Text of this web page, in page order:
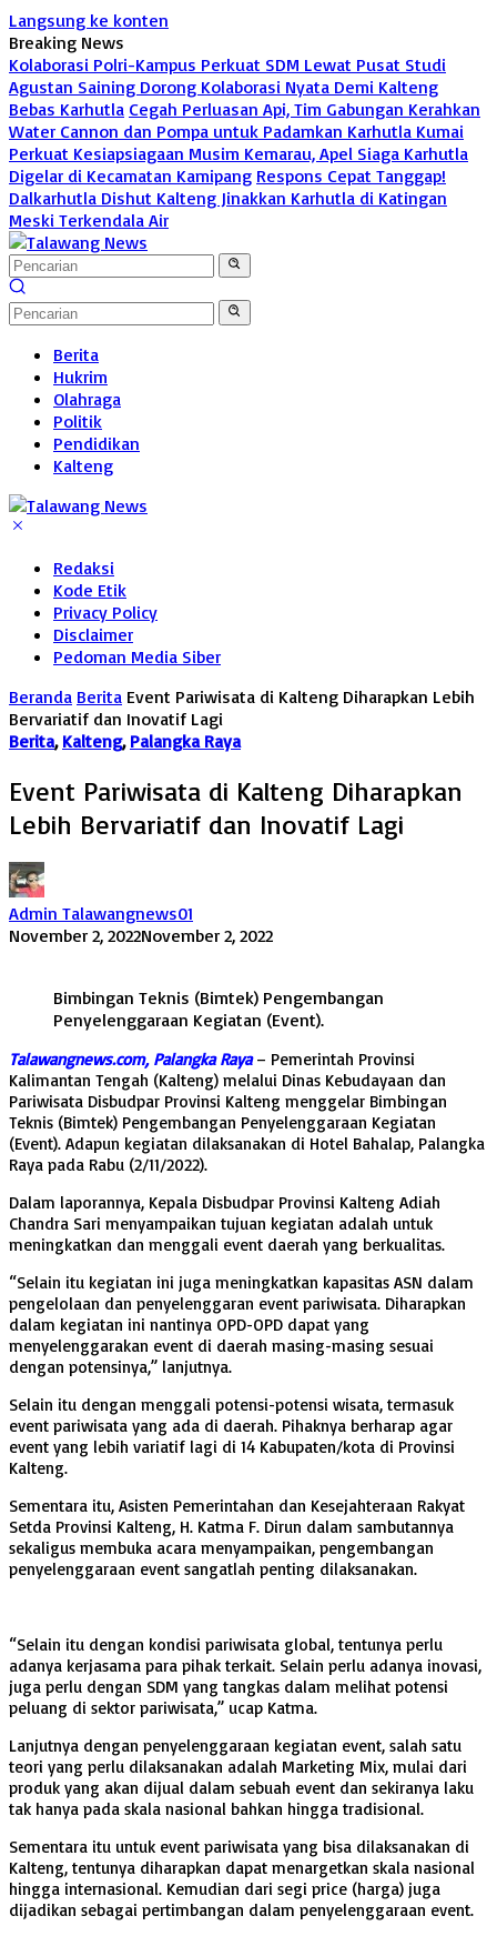
Langsung ke konten
Breaking News
Kolaborasi Polri-Kampus Perkuat SDM Lewat Pusat Studi
Agustan Saining Dorong Kolaborasi Nyata Demi Kalteng
Bebas Karhutla Cegah Perluasan Api, Tim Gabungan Kerahkan
Water Cannon dan Pompa untuk Padamkan Karhutla Kumai
Perkuat Kesiapsiagaan Musim Kemarau, Apel Siaga Karhutla
Digelar di Kecamatan Kamipang Respons Cepat Tanggap!
Dalkarhutla Dishut Kalteng Jinakkan Karhutla di Katingan
Meski Terkendala Air
Berita
Hukrim
Olahraga
Politik
Pendidikan
Kalteng
Redaksi
Kode Etik
Privacy Policy
Disclaimer
Pedoman Media Siber
Beranda Berita Event Pariwisata di Kalteng Diharapkan Lebih
Bervariatif dan Inovatif Lagi
Berita, Kalteng, Palangka Raya
Event Pariwisata di Kalteng Diharapkan
Lebih Bervariatif dan Inovatif Lagi
Admin Talawangnews01
November 2, 2022November 2, 2022
Bimbingan Teknis (Bimtek) Pengembangan
Penyelenggaraan Kegiatan (Event).
Talawangnews.com, Palangka Raya– Pemerintah Provinsi
Kalimantan Tengah (Kalteng) melalui Dinas Kebudayaan dan
Pariwisata Disbudpar Provinsi Kalteng menggelar Bimbingan
Teknis (Bimtek) Pengembangan Penyelenggaraan Kegiatan
(Event). Adapun kegiatan dilaksanakan di Hotel Bahalap, Palangka
Raya pada Rabu (2/11/2022).
Dalam laporannya, Kepala Disbudpar Provinsi Kalteng Adiah
Chandra Sari menyampaikan tujuan kegiatan adalah untuk
meningkatkan dan menggali event daerah yang berkualitas.
“Selain itu kegiatan ini juga meningkatkan kapasitas ASN dalam
pengelolaan dan penyelenggaran event pariwisata. Diharapkan
dalam kegiatan ini nantinya OPD-OPD dapat yang
menyelenggarakan event di daerah masing-masing sesuai
dengan potensinya,” lanjutnya.
Selain itu dengan menggali potensi-potensi wisata, termasuk
event pariwisata yang ada di daerah. Pihaknya berharap agar
event yang lebih variatif lagi di 14 Kabupaten/kota di Provinsi
Kalteng.
Sementara itu, Asisten Pemerintahan dan Kesejahteraan Rakyat
Setda Provinsi Kalteng, H. Katma F. Dirun dalam sambutannya
sekaligus membuka acara menyampaikan, pengembangan
penyelenggaraan event sangatlah penting dilaksanakan.
“Selain itu dengan kondisi pariwisata global, tentunya perlu
adanya kerjasama para pihak terkait. Selain perlu adanya inovasi,
juga perlu dengan SDM yang tangkas dalam melihat potensi
peluang di sektor pariwisata,” ucap Katma.
Lanjutnya dengan penyelenggaraan kegiatan event, salah satu
teori yang perlu dilaksanakan adalah Marketing Mix, mulai dari
produk yang akan dijual dalam sebuah event dan sekiranya laku
tak hanya pada skala nasional bahkan hingga tradisional.
Sementara itu untuk event pariwisata yang bisa dilaksanakan di
Kalteng, tentunya diharapkan dapat menargetkan skala nasional
hingga internasional. Kemudian dari segi price (harga) juga
dijadikan sebagai pertimbangan dalam penyelenggaraan event.